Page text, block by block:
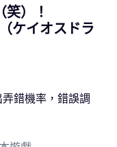
）！
ケイオスドラ
錯機率，錯誤調